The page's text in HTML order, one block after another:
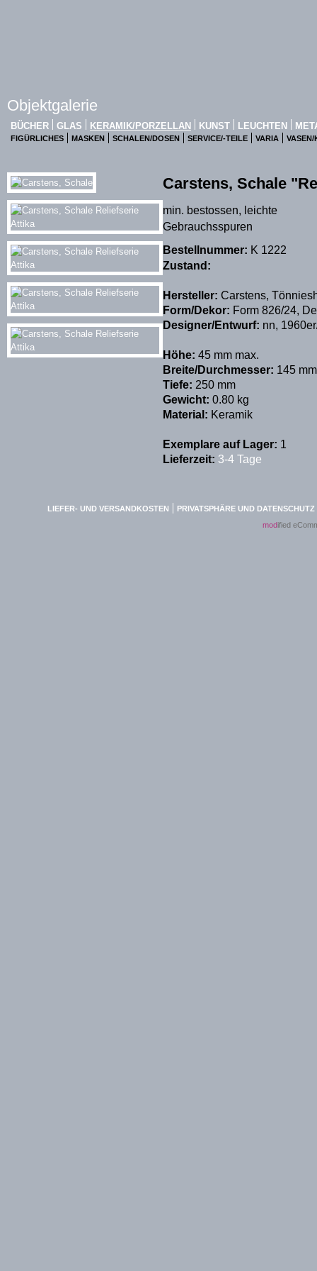
Objektgalerie
BÜCHER GLAS KERAMIK/PORZELLAN
FIGÜRLICHES MASKEN SCHALEN/DOSEN SERVICE/-TEILE VARIA VASEN/
KUNST LEUCHTEN
Carstens, Schale
min. bestossen, leichte
Gebrauchsspuren
Bestellnummer: K 1222
Zustand:
Hersteller: Carstens,
Form/Dekor: Form 826/24,
Designer/Entwurf: nn,
Höhe: 45 mm max.
Breite/Durchmesser: 145 mm
Tiefe: 250 mm
Gewicht: 0.80 kg
Material: Keramik
Exemplare auf Lager: 1
Lieferzeit: 3-4 Tage
LIEFER- UND VERSANDKOSTEN
PRIVATSPHÄRE UND DATENSCHUTZ
modified